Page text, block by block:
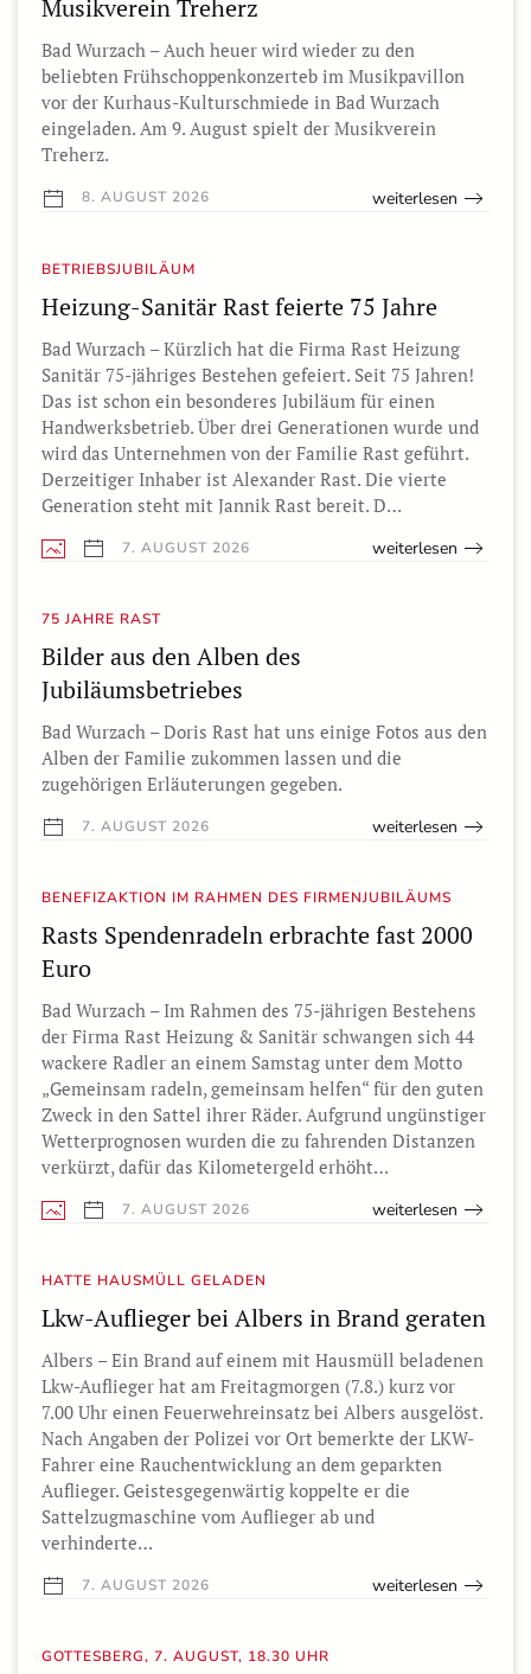
Musikverein Treherz
Bad Wurzach – Auch heuer wird wieder zu den
beliebten Frühschoppenkonzerteb im Musikpavillon
vor der Kurhaus-Kulturschmiede in Bad Wurzach
eingeladen. Am 9. August spielt der Musikverein
Treherz.
8. AUGUST 2026 weiterlesen
BETRIEBSJUBILÄUM
Heizung-Sanitär Rast feierte 75 Jahre
Bad Wurzach – Kürzlich hat die Firma Rast Heizung
Sanitär 75-jähriges Bestehen gefeiert. Seit 75 Jahren!
Das ist schon ein besonderes Jubiläum für einen
Handwerksbetrieb. Über drei Generationen wurde und
wird das Unternehmen von der Familie Rast geführt.
Derzeitiger Inhaber ist Alexander Rast. Die vierte
Generation steht mit Jannik Rast bereit. D…
7. AUGUST 2026 weiterlesen
75 JAHRE RAST
Bilder aus den Alben des
Jubiläumsbetriebes
Bad Wurzach – Doris Rast hat uns einige Fotos aus den
Alben der Familie zukommen lassen und die
zugehörigen Erläuterungen gegeben.
7. AUGUST 2026 weiterlesen
BENEFIZAKTION IM RAHMEN DES FIRMENJUBILÄUMS
Rasts Spendenradeln erbrachte fast 2000
Euro
Bad Wurzach – Im Rahmen des 75-jährigen Bestehens
der Firma Rast Heizung & Sanitär schwangen sich 44
wackere Radler an einem Samstag unter dem Motto
„Gemeinsam radeln, gemeinsam helfen“ für den guten
Zweck in den Sattel ihrer Räder. Aufgrund ungünstiger
Wetterprognosen wurden die zu fahrenden Distanzen
verkürzt, dafür das Kilometergeld erhöht…
7. AUGUST 2026 weiterlesen
HATTE HAUSMÜLL GELADEN
Lkw-Auflieger bei Albers in Brand geraten
Albers – Ein Brand auf einem mit Hausmüll beladenen
Lkw-Auflieger hat am Freitagmorgen (7.8.) kurz vor
7.00 Uhr einen Feuerwehreinsatz bei Albers ausgelöst.
Nach Angaben der Polizei vor Ort bemerkte der LKW-
Fahrer eine Rauchentwicklung an dem geparkten
Auflieger. Geistesgegenwärtig koppelte er die
Sattelzugmaschine vom Auflieger ab und
verhinderte…
7. AUGUST 2026 weiterlesen
GOTTESBERG, 7. AUGUST, 18.30 UHR